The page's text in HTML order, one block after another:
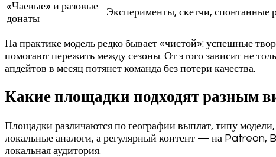
«Чаевые» и разовые
донаты
Эксперименты, скетчи, спонтанные
На практике модель редко бывает «чистой»: успешные
помогают пережить между сезоны. От этого зависит не
апдейтов в месяц потянет команда без потери качества.
Какие площадки подходят разным
Площадки различаются по географии выплат, типу
локальные аналоги, а регулярный контент — на Patreon,
локальная аудитория.